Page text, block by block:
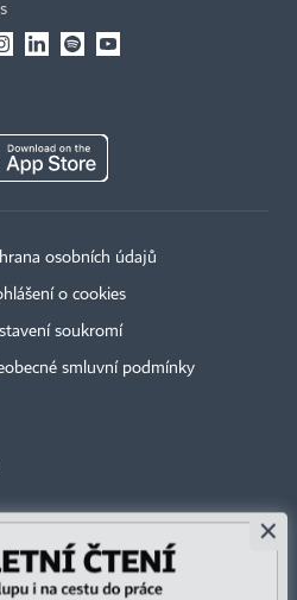
osobních údajů
o cookies
soukromí
smluvní podmínky
×